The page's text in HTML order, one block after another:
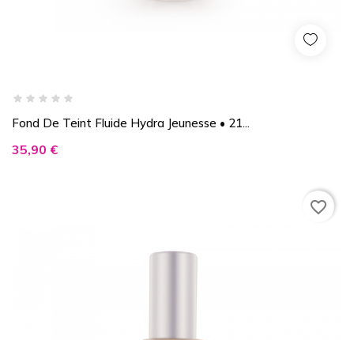
Fond De Teint Fluide Hydra Jeunesse • 21...
Prix
35,90 €
favorite_border